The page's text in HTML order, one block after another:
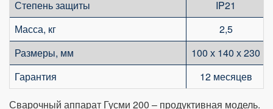
Степень защиты
IP21
Масса, кг
2,5
Размеры, мм
100 х 140 х 230
Гарантия
12 месяцев
Сварочный аппарат Гусми 200 – продуктивная модель.